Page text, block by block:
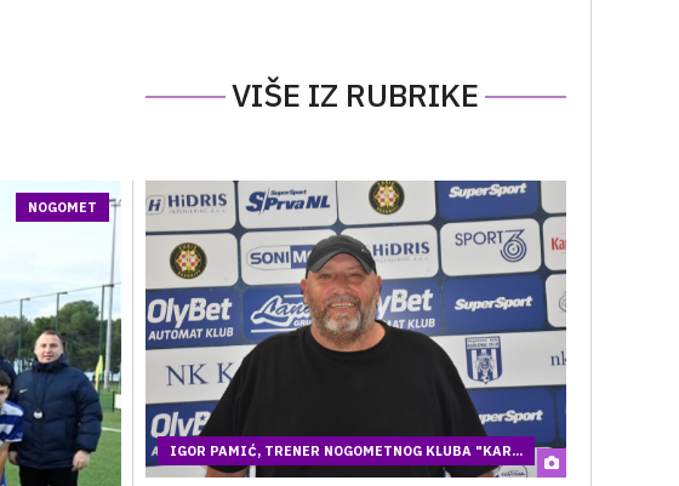
VIŠE IZ RUBRIKE
NOGOMET
IGOR PAMIĆ, TRENER NOGOMETNOG KLUBA "KAR...